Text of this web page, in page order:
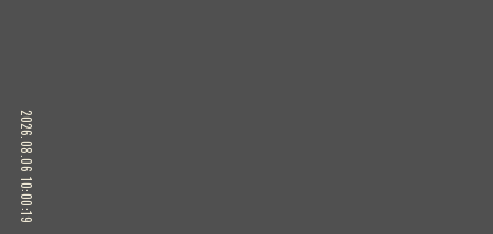
2026.08.06 10:00:20